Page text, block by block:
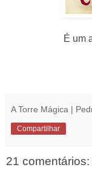
É um
A Torre Mágica |
Compartilhar
21 comentários: